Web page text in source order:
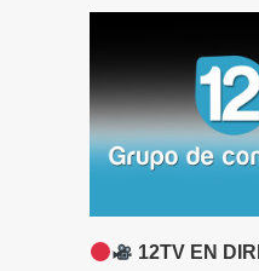
12TV EN